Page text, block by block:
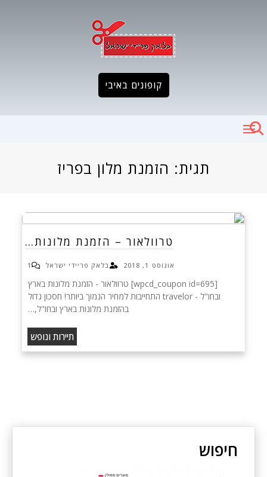
קופונים באיבי
תגית: הזמנת מלון בפריז
טרוולאור – הזמנת מלונות…
אוגוסט 1, 2018 בלאק פריידי ישראל 1
[wpcd_coupon id=695] טרוולאור - הזמנת מלונות בארץ
ובחו"ל - travelor התחייבות למחיר הנמוך ביותר! חסכון גדול
בהזמנת מלונות בארץ ובחו"ל,…
תיירות ונופש
חיפוש